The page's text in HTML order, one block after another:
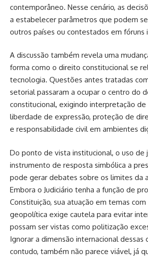
contemporâneo. Nesse cenário, as
a estabelecer parâmetros que podem
outros países ou contestados em fóruns
A discussão também revela uma
forma como o direito constitucional se
tecnologia. Questões antes tratadas
setorial passaram a ocupar o centro do
constitucional, exigindo interpretação de
liberdade de expressão, proteção de
e responsabilidade civil em ambientes
Do ponto de vista institucional, o uso de
instrumento de resposta simbólica a
pode gerar debates sobre os limites da
Embora o Judiciário tenha a função de
Constituição, sua atuação em temas
geopolítica exige cautela para evitar
possam ser vistas como politização
Ignorar a dimensão internacional dessas
contudo, também não parece viável, já